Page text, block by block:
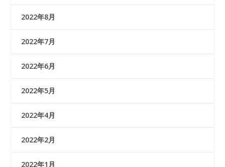
2022年8月
2022年7月
2022年6月
2022年5月
2022年4月
2022年2月
2022年1月